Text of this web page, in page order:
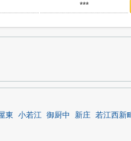
***
東 小若江 御厨中 新庄 若江西新町